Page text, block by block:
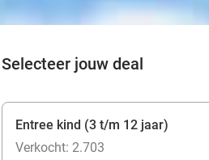
Selecteer jouw deal
Entree kind (3 t/m 12 jaar)
Verkocht: 2.703